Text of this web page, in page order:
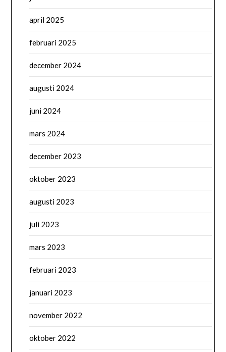
april 2025
februari 2025
december 2024
augusti 2024
juni 2024
mars 2024
december 2023
oktober 2023
augusti 2023
juli 2023
mars 2023
februari 2023
januari 2023
november 2022
oktober 2022